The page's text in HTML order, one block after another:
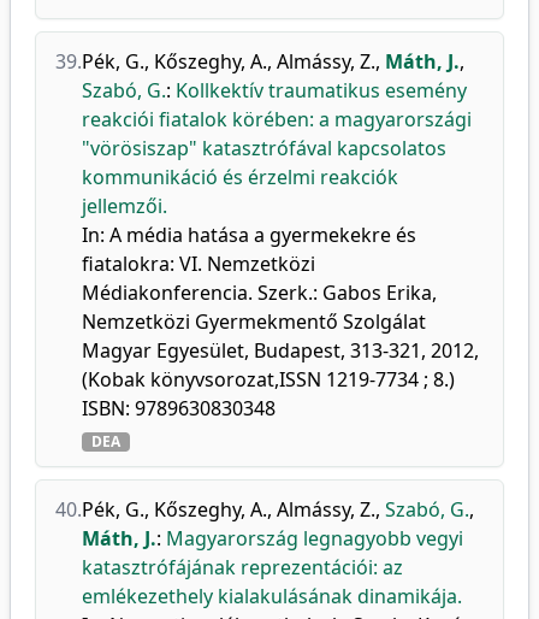
39.Pék, G., Kőszeghy, A., Almássy, Z., Máth, J.,
Szabó, G.: Kollkektív traumatikus esemény
reakciói fiatalok körében: a magyarországi
"vörösiszap" katasztrófával kapcsolatos
kommunikáció és érzelmi reakciók
jellemzői.
In: A média hatása a gyermekekre és
fiatalokra: VI. Nemzetközi
Médiakonferencia. Szerk.: Gabos Erika,
Nemzetközi Gyermekmentő Szolgálat
Magyar Egyesület, Budapest, 313-321, 2012,
(Kobak könyvsorozat,ISSN 1219-7734 ; 8.)
ISBN: 9789630830348
DEA
40.Pék, G., Kőszeghy, A., Almássy, Z., Szabó, G.,
Máth, J.: Magyarország legnagyobb vegyi
katasztrófájának reprezentációi: az
emlékezethely kialakulásának dinamikája.